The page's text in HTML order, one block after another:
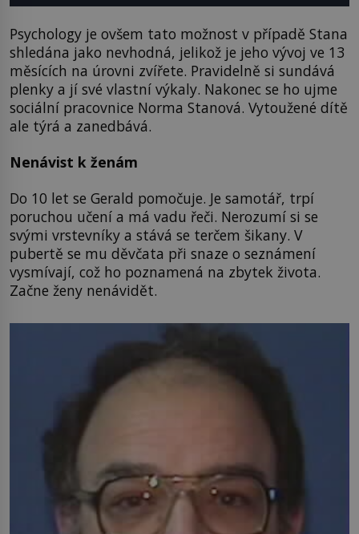
Psychology je ovšem tato možnost v případě Stana
shledána jako nevhodná, jelikož je jeho vývoj ve 13
měsících na úrovni zvířete. Pravidelně si sundává
plenky a jí své vlastní výkaly. Nakonec se ho ujme
sociální pracovnice Norma Stanová. Vytoužené dítě
ale týrá a zanedbává.
Nenávist k ženám
Do 10 let se Gerald pomočuje. Je samotář, trpí
poruchou učení a má vadu řeči. Nerozumí si se
svými vrstevníky a stává se terčem šikany. V
pubertě se mu děvčata při snaze o seznámení
vysmívají, což ho poznamená na zbytek života.
Začne ženy nenávidět.